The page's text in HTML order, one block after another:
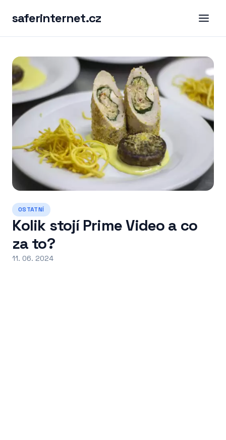
saferinternet.cz
OSTATNÍ
Kolik stojí Prime Video a co
za to?
11. 06. 2024